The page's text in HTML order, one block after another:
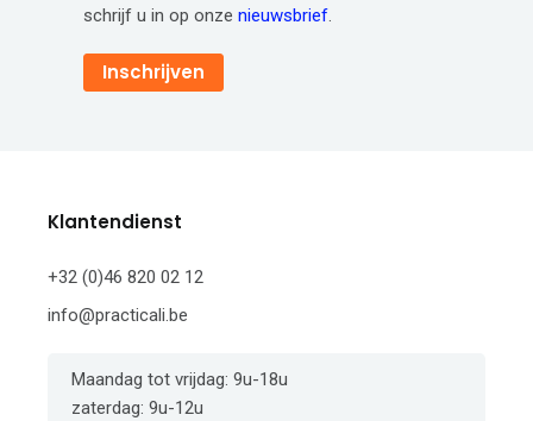
schrijf u in op onze nieuwsbrief.
Inschrijven
Klantendienst
+32 (0)46 820 02 12
info@practicali.be
Maandag tot vrijdag: 9u-18u
zaterdag: 9u-12u